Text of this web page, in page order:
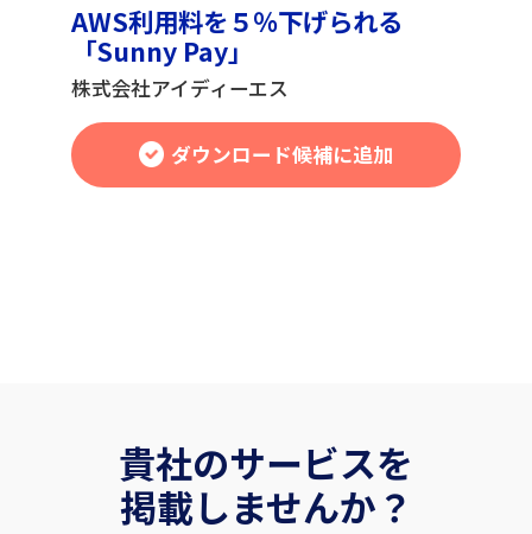
AWS利用料を５％下げられる
「Sunny Pay」
株式会社アイディーエス
ダウンロード候補に追加
貴社のサービスを
掲載しませんか？